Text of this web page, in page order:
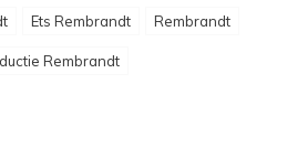
Ets Rembrandt Rembrandt
Rembrandt